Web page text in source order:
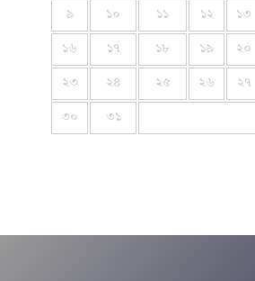
৯ ১০ ১১ ১২ ১৩
১৬ ১৭ ১৮ ১৯ ২০
২৩ ২৪ ২৫ ২৬ ২৭
৩০ ৩১